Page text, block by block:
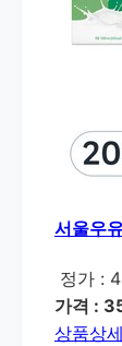
서울우
정가 :
가격 :
상품상